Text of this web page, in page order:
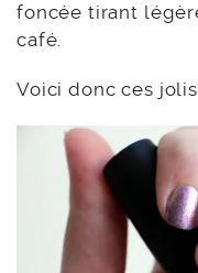
foncée tirant
café.
Voici donc ces